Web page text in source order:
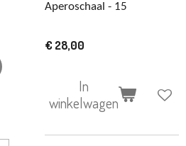
Aperoschaal - 15
€ 28,00
In
winkelwagen